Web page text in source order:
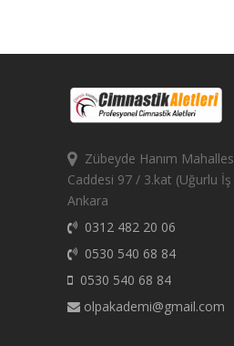
Zübeyde Hanım
Caddesi 97 / 3.kat (Uğurlu İş
Ankara
0312 482 20 06
0530 540 68 84
0530 540 68 84
olpakademi@gmail.com